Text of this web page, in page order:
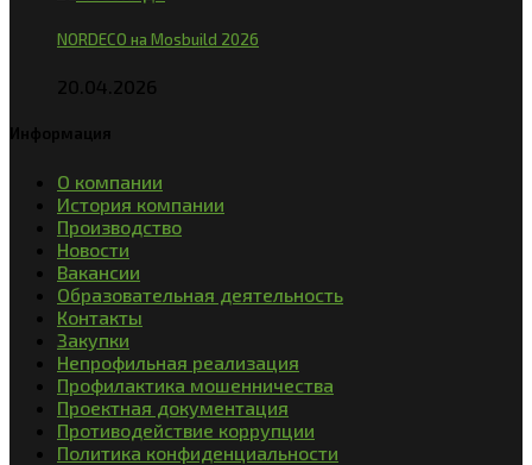
NORDECO на Mosbuild 2026
20.04.2026
Информация
О компании
История компании
Производство
Новости
Вакансии
Образовательная деятельность
Контакты
Закупки
Непрофильная реализация
Профилактика мошенничества
Проектная документация
Противодействие коррупции
Политика конфиденциальности